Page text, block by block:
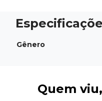
Gênero
Quem